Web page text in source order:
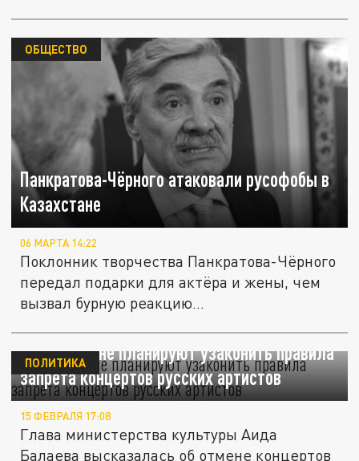
Панкратова-Чёрного атаковали русофобы в
Казахстане
ОБЩЕСТВО
06 МАРТА 14:22
Поклонник творчества Панкратова-Чёрного
передал подарки для актёра и жены, чем
вызвал бурную реакцию...
В Казахстане планируют узаконить правила
запрета концертов русских артистов
ПОЛИТИКА
15 ФЕВРАЛЯ 17:08
Глава министерства культуры Аида
Балаева высказалась об отмене концертов